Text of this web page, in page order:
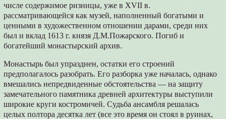
числе содержимое ризницы, уже в XVII в.
рассматривающейся как музей, наполненный богатыми и
ценными в художественном отношении дарами, среди них
был и вклад 1613 г. князя Д.М.Пожарского. Погиб и
богатейший монастырский архив.
Монастырь был упразднен, остатки его строений
предполагалось разобрать. Его разборка уже началась, однако
вмешались непредвиденные обстоятельства — на защиту
замечательного памятника древней архитектуры выступили
широкие круги костромичей. Судьба ансамбля решалась
целых полтора десятка лет (все это время он стоял в руинах,